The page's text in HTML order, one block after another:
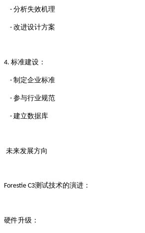
- 分析失效机理
- 改进设计方案
4. 标准建设：
- 制定企业标准
- 参与行业规范
- 建立数据库
未来发展方向
Forestie C3测试技术的演进：
硬件升级：